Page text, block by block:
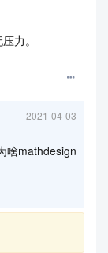
力。
2021-04-03
啥mathdesign